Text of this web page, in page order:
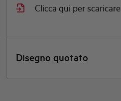
Clicca qui per
Disegno quotato